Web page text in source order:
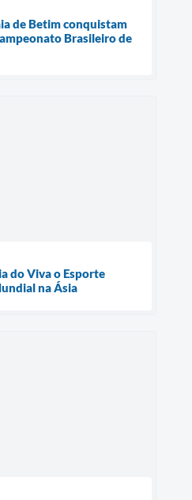
de Betim conquistam
Brasileiro de
do Viva o Esporte
na Ásia